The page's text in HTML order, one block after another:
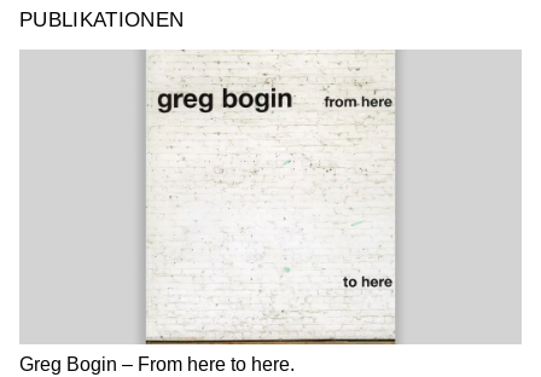
PUBLIKATIONEN
Greg Bogin – From here to here.